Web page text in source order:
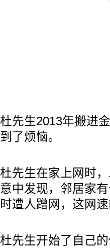
杜先生2013年搬进
到了烦恼。
杜先生在家上网时
意中发现，邻居家
时遭人蹭网，这网速
杜先生开始了自己